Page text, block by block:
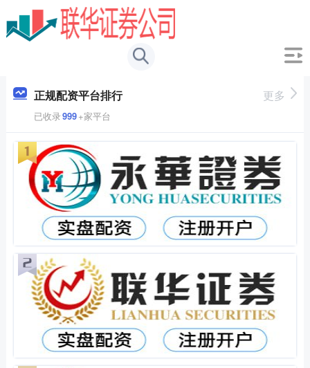
正规配资平台排行
已收录999+家平台
更多